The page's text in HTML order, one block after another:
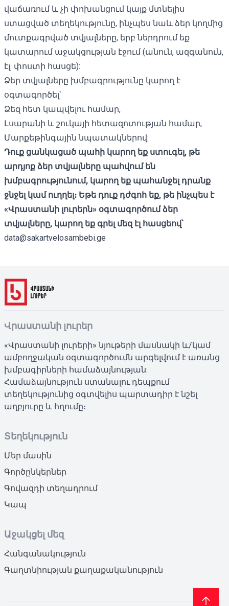
վաճառում և չի փոխանցում կայք մտնելիս
ստացված տեղեկությունը, ինչպես նաև ձեր կողմից
մուտքագրված տվյալները, երբ ներդրում եք
կատարում աջակցության էջում (անուն, ազգանուն,
էլ. փոստի հասցե):
Ձեր տվյալները խմբագրությունը կարող է
օգտագործել՝
Ձեզ հետ կապվելու համար,
Լսարանի և շուկայի հետազոտության համար,
Մարքեթինգային նպատակներով:
Դուք ցանկացած պահի կարող եք ստուգել, թե
արդյոք ձեր տվյալները պահվում են
խմբագրությունում, կարող եք պահանջել դրանք
ջնջել կամ ուղղել։ Եթե դուք դժգոհ եք, թե ինչպես է
«Վրաստանի լուրերն» օգտագործում ձեր
տվյալները, կարող եք գրել մեզ էլ հասցեով՝
data@sakartvelosambebi.ge
Վրաստանի լուրեր
«Վրաստանի լուրերի» նյութերի մասնակի և/կամ
ամբողջական օգտագործումն արգելվում է առանց
խմբագիրների համաձայնության:
Համաձայնություն ստանալու դեպքում
տեղեկությունից օգտվելիս պարտադիր է նշել
աղբյուրը և հղումը։
Տեղեկություն
Մեր մասին
Գործընկերներ
Գովազդի տեղադրում
Կապ
Աջակցել մեզ
Հանգանակություն
Գաղտնիության քաղաքականություն